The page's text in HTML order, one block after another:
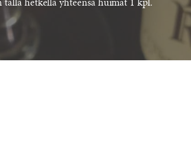
hetkellä yhteensä huimat 1 kpl.